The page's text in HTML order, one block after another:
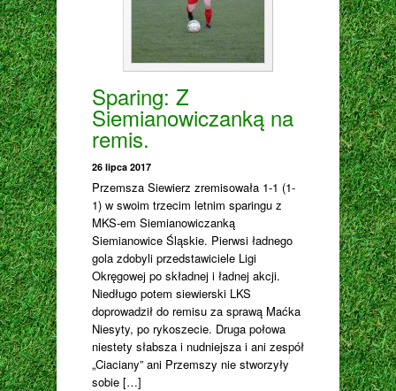
Sparing: Z
Siemianowiczanką na
remis.
26 lipca 2017
Przemsza Siewierz zremisowała 1-1 (1-
1) w swoim trzecim letnim sparingu z
MKS-em Siemianowiczanką
Siemianowice Śląskie. Pierwsi ładnego
gola zdobyli przedstawiciele Ligi
Okręgowej po składnej i ładnej akcji.
Niedługo potem siewierski LKS
doprowadził do remisu za sprawą Maćka
Niesyty, po rykoszecie. Druga połowa
niestety słabsza i nudniejsza i ani zespół
„Ciaciany” ani Przemszy nie stworzyły
sobie […]